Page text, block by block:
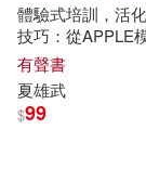
曹榮(1)
曾肇河
李靄德（
中國農業
逗點文創
上海交通
配送方式
體驗式培訓，活
技巧：從APPLE
流程，剖析領導活
策略 (有聲書)
有聲書
夏雄武
$99